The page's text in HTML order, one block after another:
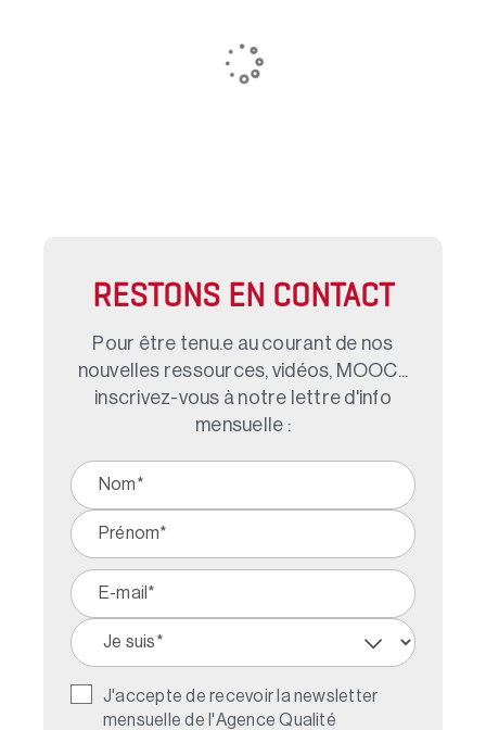
RESTONS EN CONTACT
Pour être tenu.e au courant de nos
nouvelles ressources, vidéos, MOOC...
inscrivez-vous à notre lettre d'info
mensuelle :
J'accepte de recevoir la newsletter
mensuelle de l'Agence Qualité